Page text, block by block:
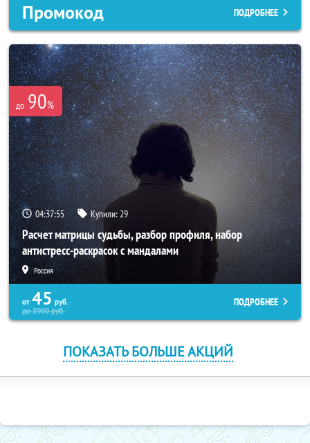
Промокод ПОДРОБНЕЕ
до 90%
04:37:55 Купили:29
Расчет матрицы судьбы, разбор профиля, набор
антистресс-раскрасок с мандалами
Россия
от 45 руб.
до3900руб.
ПОДРОБНЕЕ
ПОКАЗАТЬ БОЛЬШЕ АКЦИЙ